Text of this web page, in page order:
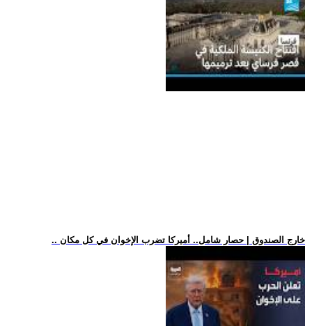
.. خارج الصندوق | حصار شامل.. أميركا تضرب الإخوان في كل مكان